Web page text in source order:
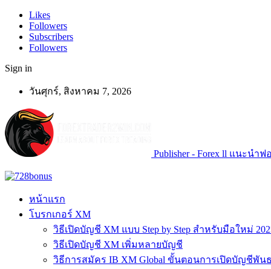
Likes
Followers
Subscribers
Followers
Sign in
วันศุกร์, สิงหาคม 7, 2026
Publisher - Forex ll แนะนำ
หน้าแรก
โบรกเกอร์ XM
วิธีเปิดบัญชี XM แบบ Step by Step สำหรับมือใหม่
วิธีเปิดบัญชี XM เพิ่มหลายบัญชี
วิธีการสมัคร IB XM Global ขั้นตอนการเปิดบัญชีพันธ